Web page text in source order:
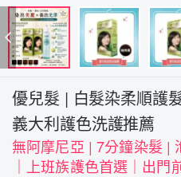
優兒髮 | 白髮染柔順護
義大利護色洗護推薦
無阿摩尼亞 | 7分鐘染髮 |
｜上班族護色首選｜出門